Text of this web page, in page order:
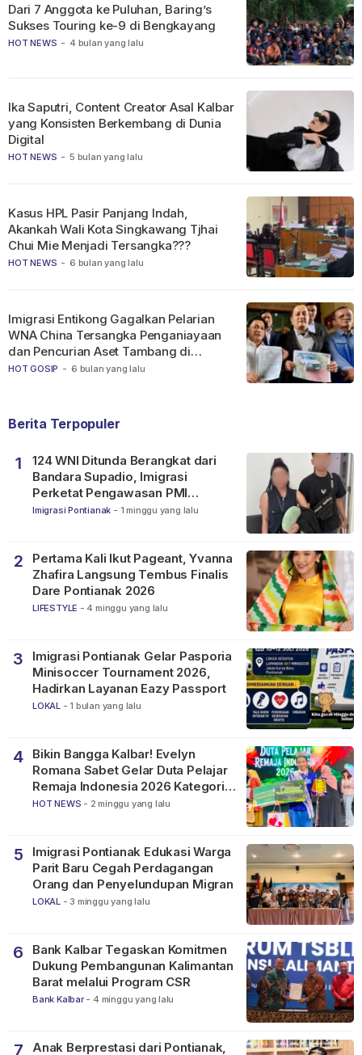
HOT NEWS - 4 bulan yang lalu
Dari 7 Anggota ke Puluhan, Baring’s
Sukses Touring ke-9 di Bengkayang
HOT NEWS - 5 bulan yang lalu
Ika Saputri, Content Creator Asal Kalbar
yang Konsisten Berkembang di Dunia
Digital
HOT NEWS - 6 bulan yang lalu
Kasus HPL Pasir Panjang Indah,
Akankah Wali Kota Singkawang Tjhai
Chui Mie Menjadi Tersangka???
HOT GOSIP - 6 bulan yang lalu
Imigrasi Entikong Gagalkan Pelarian
WNA China Tersangka Penganiayaan
dan Pencurian Aset Tambang di
Ketapang
Berita Terpopuler
1
124 WNI Ditunda Berangkat dari
Bandara Supadio, Imigrasi
Perketat Pengawasan PMI
Nonprosedural
Imigrasi Pontianak - 1 minggu yang lalu
2
Pertama Kali Ikut Pageant, Yvanna
Zhafira Langsung Tembus Finalis
Dare Pontianak 2026
LIFESTYLE - 4 minggu yang lalu
3
Imigrasi Pontianak Gelar Pasporia
Minisoccer Tournament 2026,
Hadirkan Layanan Eazy Passport
LOKAL - 1 bulan yang lalu
4
Bikin Bangga Kalbar! Evelyn
Romana Sabet Gelar Duta Pelajar
Remaja Indonesia 2026 Kategori
SMP
HOT NEWS - 2 minggu yang lalu
5
Imigrasi Pontianak Edukasi Warga
Parit Baru Cegah Perdagangan
Orang dan Penyelundupan Migran
LOKAL - 3 minggu yang lalu
6
Bank Kalbar Tegaskan Komitmen
Dukung Pembangunan Kalimantan
Barat melalui Program CSR
Bank Kalbar - 4 minggu yang lalu
7
Anak Berprestasi dari Pontianak,